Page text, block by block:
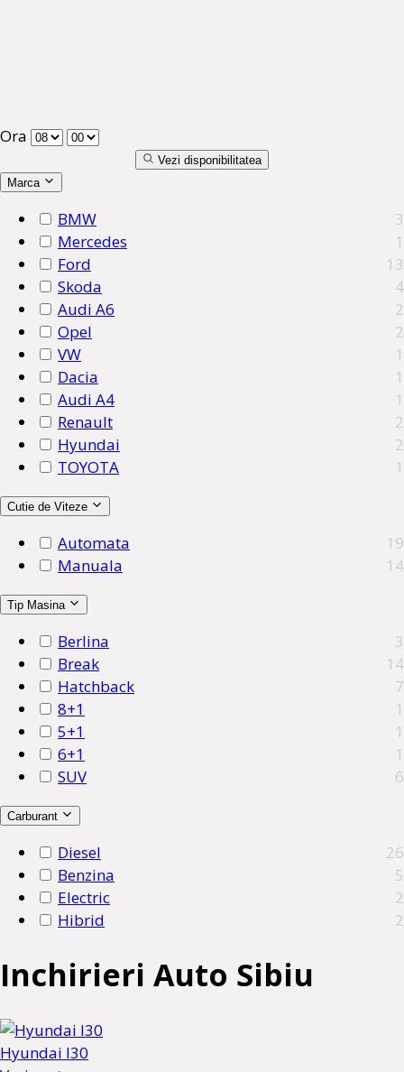
Ora
Vezi disponibilitatea
Marca
BMW
3
Mercedes
1
Ford
13
Skoda
4
Audi A6
2
Opel
2
VW
1
Dacia
1
Audi A4
1
Renault
2
Hyundai
2
TOYOTA
1
Cutie de Viteze
Automata
19
Manuala
14
Tip Masina
Berlina
3
Break
14
Hatchback
7
8+1
1
5+1
1
6+1
1
SUV
6
Carburant
Diesel
26
Benzina
5
Electric
2
Hibrid
2
Inchirieri Auto Sibiu
Hyundai I30